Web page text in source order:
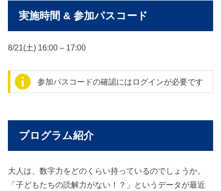
実施時間 & 参加パスコード
8/21(土) 16:00 – 17:00
参加パスコードの確認にはログインが必要です
プログラム紹介
大人は、数字力をどのくらい持っているのでしょうか。
「子どもたちの読解力がない！？」というデータが最近